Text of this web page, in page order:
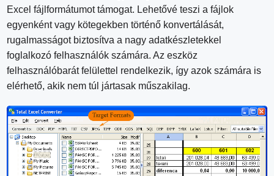
Excel fájlformátumot támogat. Lehetővé teszi a fájlok
egyenként vagy kötegekben történő konvertálását,
rugalmasságot biztosítva a nagy adatkészletekkel
foglalkozó felhasználók számára. Az eszköz
felhasználóbarát felülettel rendelkezik, így azok számára is
elérhető, akik nem túl jártasak műszakilag.